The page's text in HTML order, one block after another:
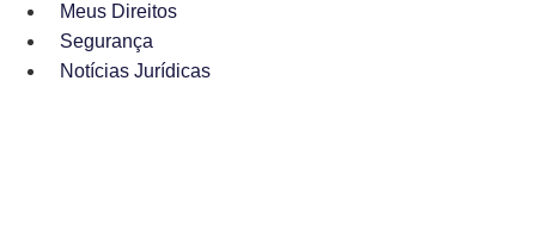
Meus Direitos
Segurança
Notícias Jurídicas